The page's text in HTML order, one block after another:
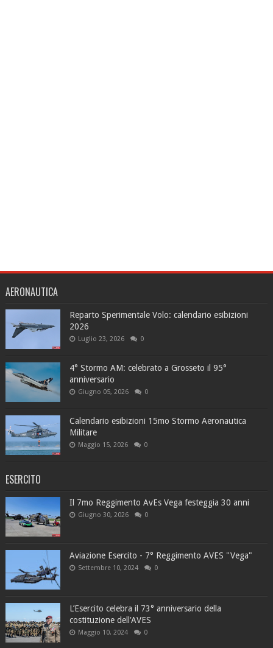
AERONAUTICA
Reparto Sperimentale Volo: calendario esibizioni
2026
Luglio 23, 2026 0
4° Stormo AM: celebrato a Grosseto il 95°
anniversario
Giugno 05, 2026 0
Calendario esibizioni 15mo Stormo Aeronautica
Militare
Maggio 15, 2026 0
ESERCITO
Il 7mo Reggimento AvEs Vega festeggia 30 anni
Giugno 30, 2026 0
Aviazione Esercito - 7° Reggimento AVES "Vega"
Settembre 10, 2024 0
L’Esercito celebra il 73° anniversario della
costituzione dell'AVES
Maggio 10, 2024 0